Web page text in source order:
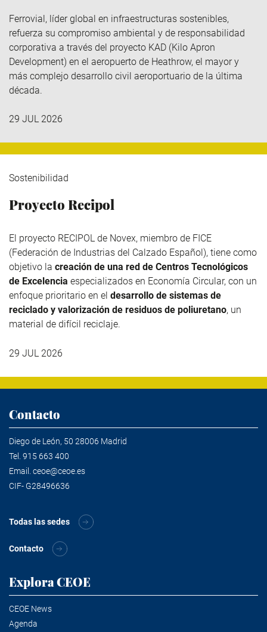
Ferrovial, líder global en infraestructuras sostenibles,
refuerza su compromiso ambiental y de responsabilidad
corporativa a través del proyecto KAD (Kilo Apron
Development) en el aeropuerto de Heathrow, el mayor y
más complejo desarrollo civil aeroportuario de la última
década.
29 JUL 2026
Sostenibilidad
Proyecto Recipol
El proyecto RECIPOL de Novex, miembro de FICE
(Federación de Industrias del Calzado Español), tiene como
objetivo la creación de una red de Centros Tecnológicos
de Excelencia especializados en Economía Circular, con un
enfoque prioritario en el desarrollo de sistemas de
reciclado y valorización de residuos de poliuretano, un
material de difícil reciclaje.
29 JUL 2026
Contacto
Diego de León, 50 28006 Madrid
Tel. 915 663 400
Email. ceoe@ceoe.es
CIF- G28496636
Todas las sedes
Contacto
Explora CEOE
CEOE News
Agenda